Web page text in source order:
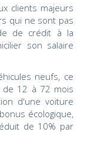
clients majeurs
qui ne sont pas
de crédit à la
son salaire
neufs, ce
12 à 72 mois
d'une voiture
écologique,
de 10% par